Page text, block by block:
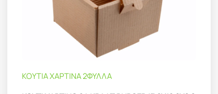
ΚΟΥΤΙΑ ΧΑΡΤΙΝΑ 2ΦΥΛΛΑ